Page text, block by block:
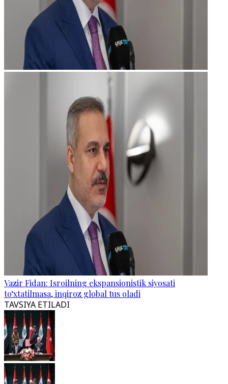
Vazir Fidan: Isroilning ekspansionistik siyosati
to‘xtatilmasa, inqiroz global tus oladi
TAVSIYA ETILADI